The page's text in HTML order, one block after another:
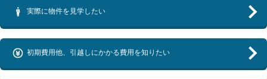
実際に物件を見学したい
初期費用他、引越しにかかる費用を知りたい